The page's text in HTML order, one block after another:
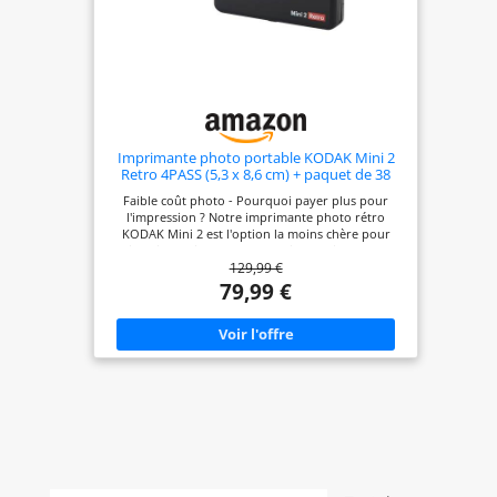
Imprimante photo portable KODAK Mini 2
Retro 4PASS (5,3 x 8,6 cm) + paquet de 38
Faible coût photo - Pourquoi payer plus pour
l'impression ? Notre imprimante photo rétro
KODAK Mini 2 est l'option la moins chère pour
photos sont moins chères si elles sont achetées
dans le paquet avec l'imprimante. Qualité photo
exceptionnelle - KODAK Mini 2 Retro utilise la
technologie 4PASS pour imprimer instantanément
des photos impeccables. Chaque photo est
imprimée par un processus de plastification en
couches de ruban, ce qui la rend résistante aux
129,99 €
79,99 €